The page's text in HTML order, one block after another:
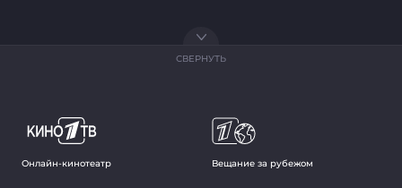
СВЕРНУТЬ
Онлайн-кинотеатр Вещание за рубежом